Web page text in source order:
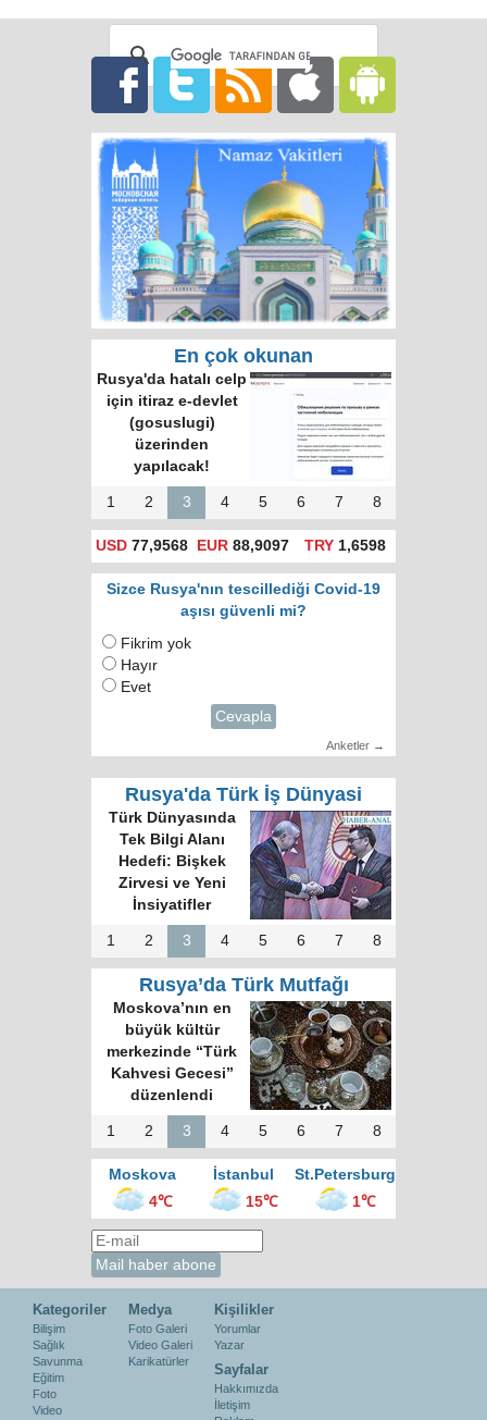
En çok okunan
Rusya'da hatalı celp
için itiraz e-devlet
(gosuslugi)
üzerinden
yapılacak!
1 2 3 4 5 6 7 8
USD 77,9568 EUR 88,9097 TRY1,6598
Sizce Rusya'nın tescillediği Covid-19
aşısı güvenli mi?
Fikrim yok
Hayır
Evet
Cevapla
Anketler →
Rusya'da Türk İş Dünyasi
Türk Dünyasında
Tek Bilgi Alanı
Hedefi: Bişkek
Zirvesi ve Yeni
İnsiyatifler
1 2 3 4 5 6 7 8
Rusya’da Türk Mutfağı
Moskova’nın en
büyük kültür
merkezinde “Türk
Kahvesi Gecesi”
düzenlendi
1 2 3 4 5 6 7 8
Moskova İstanbul
St.Petersburg
4℃
15℃ 1℃
Kategoriler
Bilişim
Sağlık
Savunma
Eğitim
Foto
Video
Medya
Foto Galeri
Video Galeri
Karikatürler
Kişilikler
Yorumlar
Yazar
Sayfalar
Hakkımızda
İletişim